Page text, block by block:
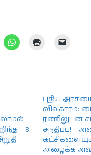
– 8
புதிய
விவகாரம்:
ரணிலுடன்
சந்திப்பு! –
அழைக்க